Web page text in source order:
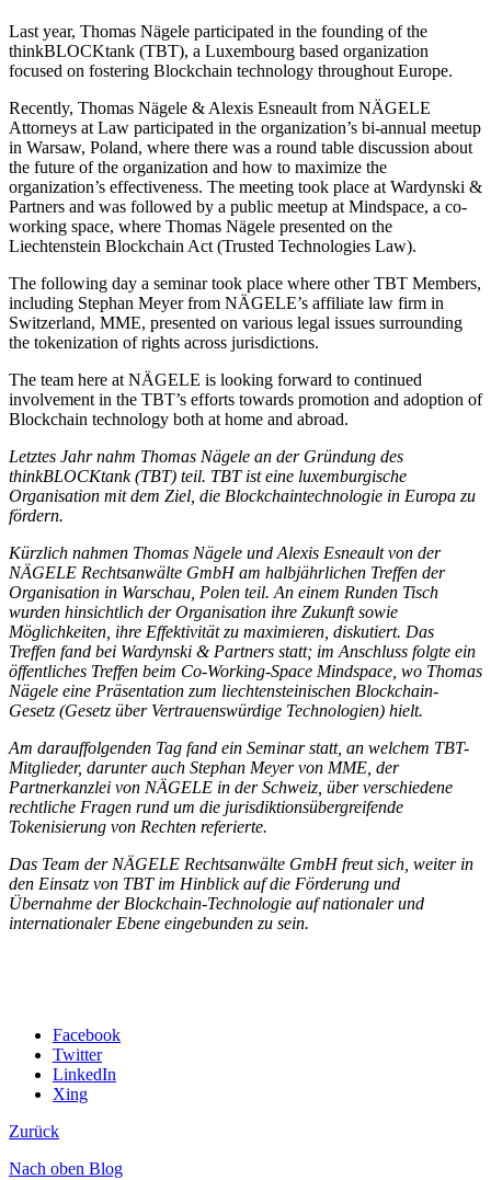
Last year, Thomas Nägele participated in the founding of the
thinkBLOCKtank (TBT), a Luxembourg based organization
focused on fostering Blockchain technology throughout Europe.
Recently, Thomas Nägele & Alexis Esneault from NÄGELE
Attorneys at Law participated in the organization’s bi-annual meetup
in Warsaw, Poland, where there was a round table discussion about
the future of the organization and how to maximize the
organization’s effectiveness. The meeting took place at Wardynski &
Partners and was followed by a public meetup at Mindspace, a co-
working space, where Thomas Nägele presented on the
Liechtenstein Blockchain Act (Trusted Technologies Law).
The following day a seminar took place where other TBT Members,
including Stephan Meyer from NÄGELE’s affiliate law firm in
Switzerland, MME, presented on various legal issues surrounding
the tokenization of rights across jurisdictions.
The team here at NÄGELE is looking forward to continued
involvement in the TBT’s efforts towards promotion and adoption of
Blockchain technology both at home and abroad.
Letztes Jahr nahm Thomas Nägele an der Gründung des
thinkBLOCKtank (TBT) teil. TBT ist eine luxemburgische
Organisation mit dem Ziel, die Blockchaintechnologie in Europa zu
fördern.
Kürzlich nahmen Thomas Nägele und Alexis Esneault von der
NÄGELE Rechtsanwälte GmbH am halbjährlichen Treffen der
Organisation in Warschau, Polen teil. An einem Runden Tisch
wurden hinsichtlich der Organisation ihre Zukunft sowie
Möglichkeiten, ihre Effektivität zu maximieren, diskutiert. Das
Treffen fand bei Wardynski & Partners statt; im Anschluss folgte ein
öffentliches Treffen beim Co-Working-Space Mindspace, wo Thomas
Nägele eine Präsentation zum liechtensteinischen Blockchain-
Gesetz (Gesetz über Vertrauenswürdige Technologien) hielt.
Am darauffolgenden Tag fand ein Seminar statt, an welchem TBT-
Mitglieder, darunter auch Stephan Meyer von MME, der
Partnerkanzlei von NÄGELE in der Schweiz, über verschiedene
rechtliche Fragen rund um die jurisdiktionsübergreifende
Tokenisierung von Rechten referierte.
Das Team der NÄGELE Rechtsanwälte GmbH freut sich, weiter in
den Einsatz von TBT im Hinblick auf die Förderung und
Übernahme der Blockchain-Technologie auf nationaler und
internationaler Ebene eingebunden zu sein.
Facebook
Twitter
LinkedIn
Xing
Zurück
Nach oben Blog